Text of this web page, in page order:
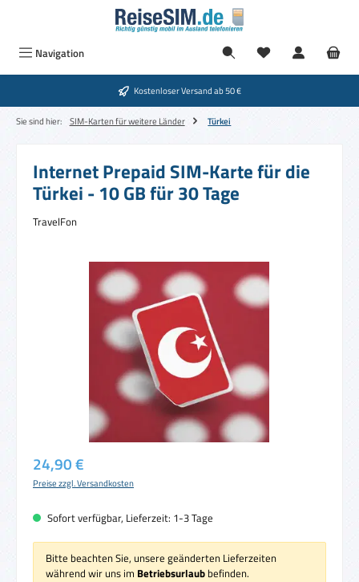
Zum Hauptinhalt springen
Navigation
Kostenloser Versand ab 50 €
Sie sind hier: SIM-Karten für weitere Länder Türkei
Internet Prepaid SIM-Karte für die
Türkei - 10 GB für 30 Tage
TravelFon
Bildergalerie überspringen
Regulärer Preis:
24,90 €
Preise zzgl. Versandkosten
Sofort verfügbar, Lieferzeit: 1-3 Tage
Bitte beachten Sie, unsere geänderten Lieferzeiten
während wir uns im Betriebsurlaub befinden.